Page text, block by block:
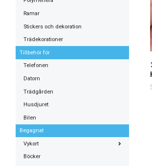
Ramar
Stickers och dekoration
Trädekorationer
Tillbehör för
Telefonen
Datorn
Trädgården
Husdjuret
Bilen
Begagnat
Vykort
Böcker